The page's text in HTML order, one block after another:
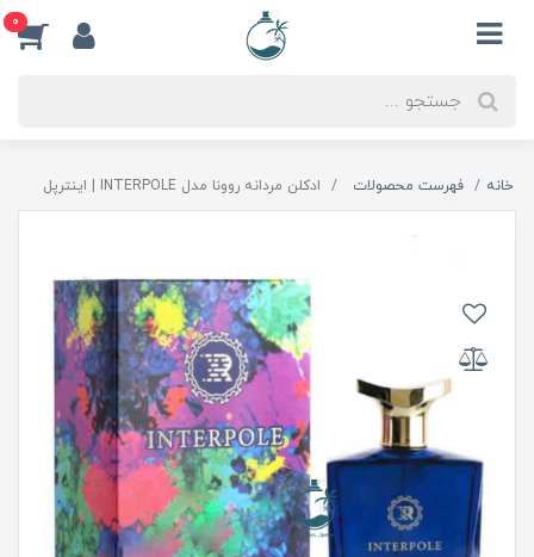
0
خانه فهرست محصولات ادكلن مردانه روونا مدل INTERPOLE | اينترپل